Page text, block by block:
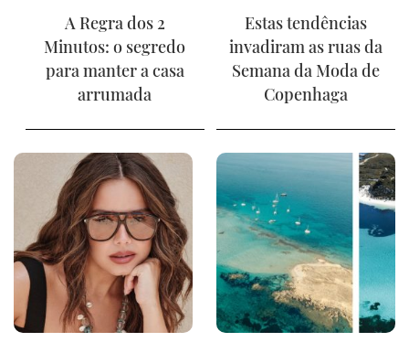
A Regra dos 2
Minutos: o segredo
para manter a casa
arrumada
Estas tendências
invadiram as ruas da
Semana da Moda de
Copenhaga